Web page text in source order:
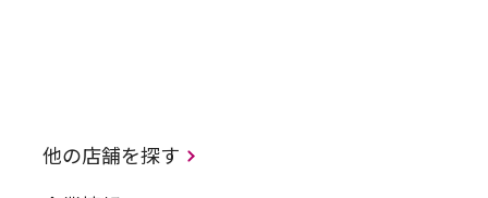
他の店舗を探す